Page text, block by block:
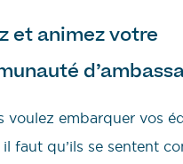
et animez votre
voulez embarquer vos
faut qu’ils se sentent